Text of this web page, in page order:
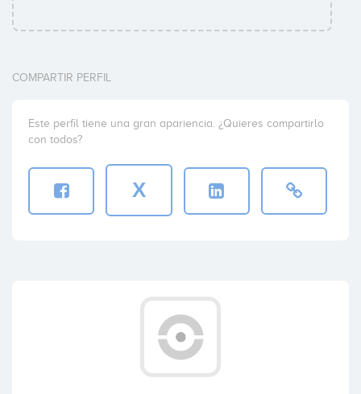
COMPARTIR PERFIL
Este perfil tiene una gran apariencia. ¿Quieres compartirlo
con todos?
X